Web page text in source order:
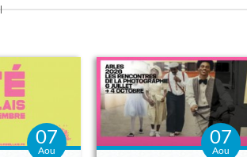
07
Aou
07
Aou